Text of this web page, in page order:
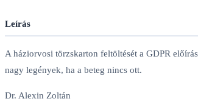
Leírás
A háziorvosi törzskarton feltöltését a GDPR
nagy legények, ha a beteg nincs ott.
Dr. Alexin Zoltán